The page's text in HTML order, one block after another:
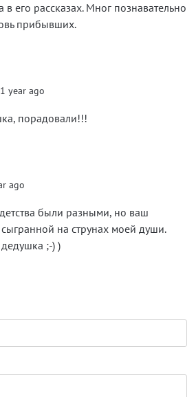
его рассказах. Мног познавательно
прибывших.
1 year ago
порадовали!!!
ago
были разными, но ваш
сыгранной на струнах моей души.
;-) )